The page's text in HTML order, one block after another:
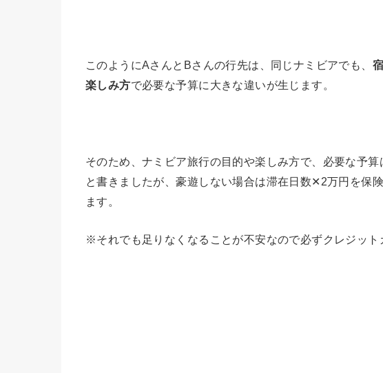
このようにAさんとBさんの行先は、同じナミビアでも、
楽しみ方で必要な予算に大きな違いが生じます。
そのため、ナミビア旅行の目的や楽しみ方で、必要な予
と書きましたが、豪遊しない場合は滞在日数✕2万円を保
ます。
※それでも足りなくなることが不安なので必ずクレジット